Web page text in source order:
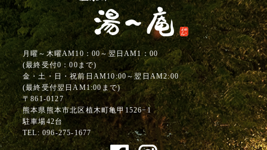
月曜～木曜AM10：00～翌日AM1：00
(最終受付0：00まで)
金・土・日・祝前日AM10:00～翌日AM2:00
(最終受付翌日AM1:00まで)
〒861-0127
熊本県熊本市北区植木町亀甲1526−1
駐車場42台
TEL: 096-275-1677